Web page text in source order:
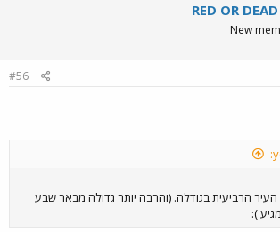
RED OR
New
#56
הרביעית בגודלה. (והרבה יותר גדולה מבאר שבע
):